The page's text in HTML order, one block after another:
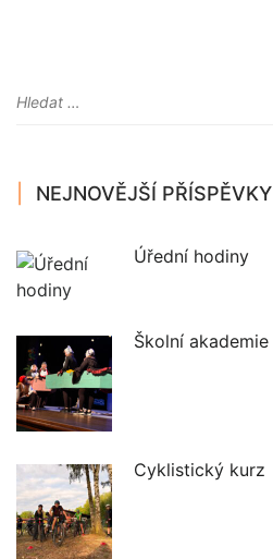
NEJNOVĚJŠÍ PŘÍSPĚVKY
Úřední hodiny
Školní akademie
Cyklistický kurz